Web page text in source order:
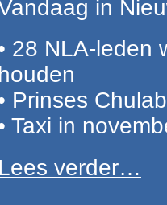
in
28 NLA-leden
houden
Prinses
Taxi in
Lees verder…